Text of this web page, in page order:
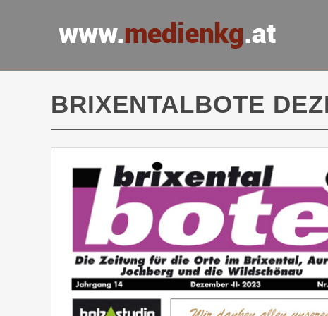
BRIXENTALBOTE